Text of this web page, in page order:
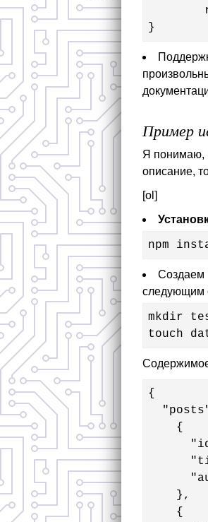
}
Пример
Я понимаю,
описание,
[ol]
npm
Создаем
следующим
mkdir
touch
{
    {
    },
    {